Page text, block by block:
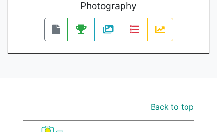
Photography
Back to top